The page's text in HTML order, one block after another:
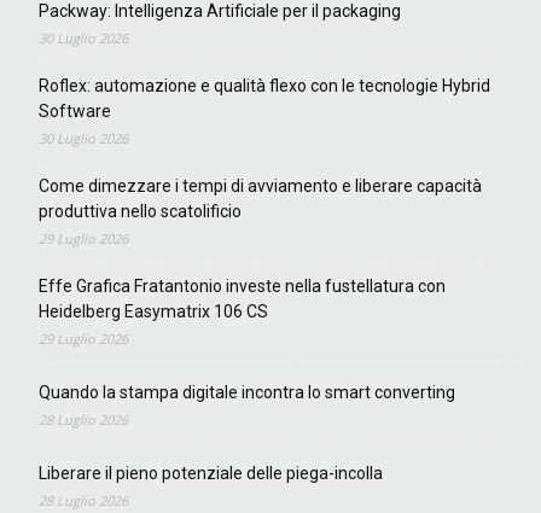
Packway: Intelligenza Artificiale per il packaging
30 Luglio 2026
Roflex: automazione e qualità flexo con le tecnologie Hybrid
Software
30 Luglio 2026
Come dimezzare i tempi di avviamento e liberare capacità
produttiva nello scatolificio
29 Luglio 2026
Effe Grafica Fratantonio investe nella fustellatura con
Heidelberg Easymatrix 106 CS
29 Luglio 2026
Quando la stampa digitale incontra lo smart converting
28 Luglio 2026
Liberare il pieno potenziale delle piega-incolla
28 Luglio 2026